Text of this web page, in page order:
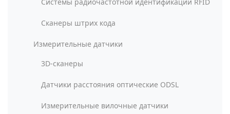
Сканеры штрих кода
Измерительные датчики
3D-сканеры
Датчики расстояния оптические ODSL
Измерительные вилочные датчики